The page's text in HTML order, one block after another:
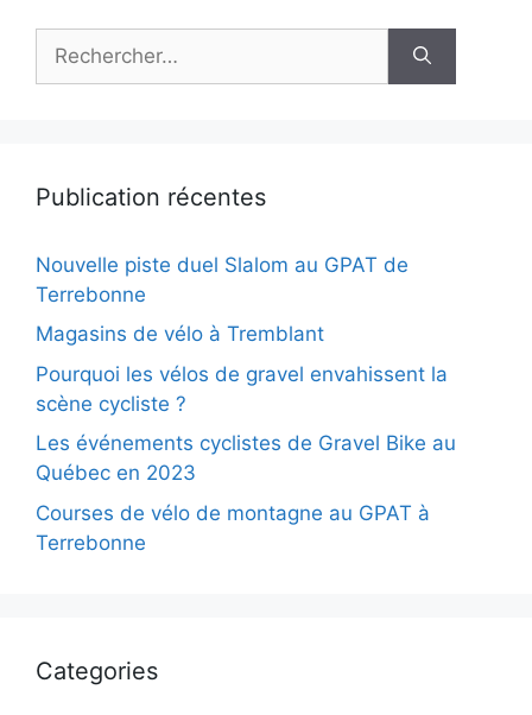
Publication récentes
Nouvelle piste duel Slalom au GPAT de
Terrebonne
Magasins de vélo à Tremblant
Pourquoi les vélos de gravel envahissent la
scène cycliste ?
Les événements cyclistes de Gravel Bike au
Québec en 2023
Courses de vélo de montagne au GPAT à
Terrebonne
Categories